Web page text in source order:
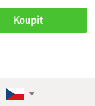
Koupit